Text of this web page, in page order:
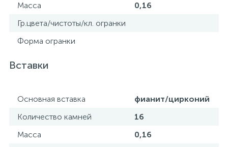
Масса
0,16
Гр.цвета/чистоты/кл. огранки
Форма огранки
Вставки
Основная вставка
фианит/цирконий
Количество камней
16
Масса
0,16